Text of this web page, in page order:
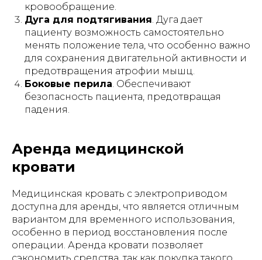
кровообращение.
Дуга для подтягивания. Дуга дает
пациенту возможность самостоятельно
менять положение тела, что особенно важно
для сохранения двигательной активности и
предотвращения атрофии мышц.
Боковые перила. Обеспечивают
безопасность пациента, предотвращая
падения.
Аренда медицинской
кровати
Медицинская кровать с электроприводом
доступна для аренды, что является отличным
вариантом для временного использования,
особенно в период восстановления после
операции. Аренда кровати позволяет